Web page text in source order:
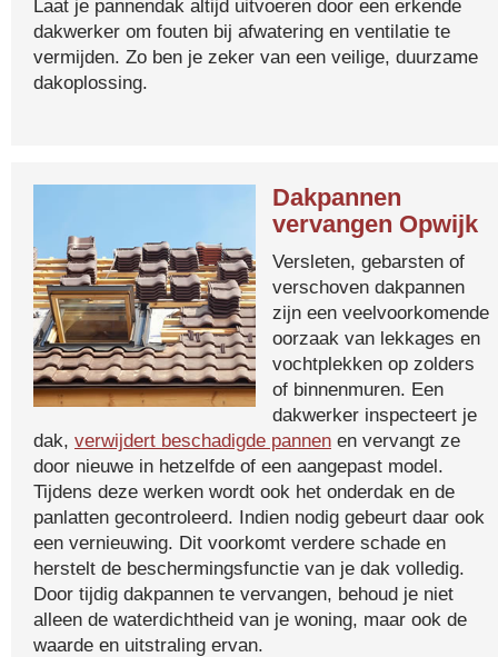
Laat je pannendak altijd uitvoeren door een erkende
dakwerker om fouten bij afwatering en ventilatie te
vermijden. Zo ben je zeker van een veilige, duurzame
dakoplossing.
Dakpannen
vervangen Opwijk
Versleten, gebarsten of
verschoven dakpannen
zijn een veelvoorkomende
oorzaak van lekkages en
vochtplekken op zolders
of binnenmuren. Een
dakwerker inspecteert je
dak, verwijdert beschadigde pannen en vervangt ze
door nieuwe in hetzelfde of een aangepast model.
Tijdens deze werken wordt ook het onderdak en de
panlatten gecontroleerd. Indien nodig gebeurt daar ook
een vernieuwing. Dit voorkomt verdere schade en
herstelt de beschermingsfunctie van je dak volledig.
Door tijdig dakpannen te vervangen, behoud je niet
alleen de waterdichtheid van je woning, maar ook de
waarde en uitstraling ervan.